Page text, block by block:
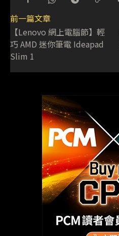
前一篇文章
【Lenovo 網上電腦節】輕
巧 AMD 迷你筆電 Ideapad
Slim 1